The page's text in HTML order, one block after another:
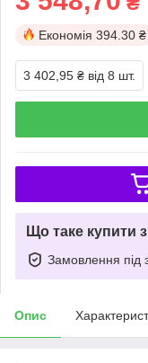
Економія 394.30 ₴
3 402,95 ₴ від 8 шт.
Що таке купити
Замовлення під
Опис